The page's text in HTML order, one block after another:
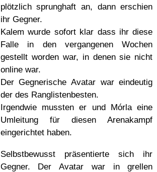
plötzlich sprunghaft an, dann erschien
ihr Gegner.
Kalem wurde sofort klar dass ihr diese
Falle in den vergangenen Wochen
gestellt worden war, in denen sie nicht
online war.
Der Gegnerische Avatar war eindeutig
der des Ranglistenbesten.
Irgendwie mussten er und Mórla eine
Umleitung für diesen Arenakampf
eingerichtet haben.
Selbstbewusst präsentierte sich ihr
Gegner. Der Avatar war in grellen